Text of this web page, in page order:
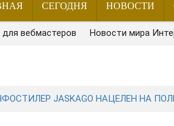
СЕГОДНЯ НОВОСТИ
для вебмастеров Новости мира
JASKAGO НАЦЕЛЕН НА